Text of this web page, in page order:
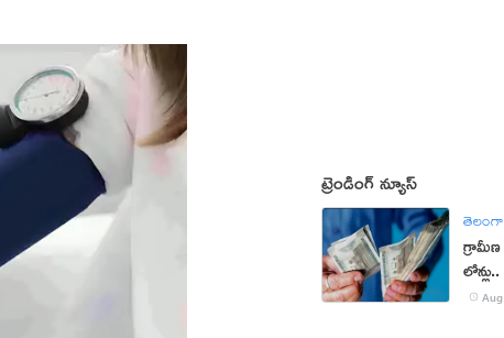
ట్రెండింగ్ న్యూస్